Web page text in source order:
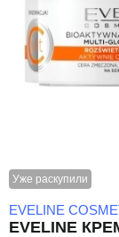
Уже раскупили
EVELINE
ЕVELINE